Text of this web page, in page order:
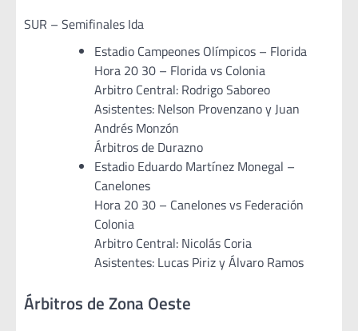
SUR – Semifinales Ida
Estadio Campeones Olímpicos – Florida
Hora 20 30 – Florida vs Colonia
Arbitro Central: Rodrigo Saboreo
Asistentes: Nelson Provenzano y Juan
Andrés Monzón
Árbitros de Durazno
Estadio Eduardo Martínez Monegal –
Canelones
Hora 20 30 – Canelones vs Federación
Colonia
Arbitro Central: Nicolás Coria
Asistentes: Lucas Piriz y Álvaro Ramos
Árbitros de Zona Oeste